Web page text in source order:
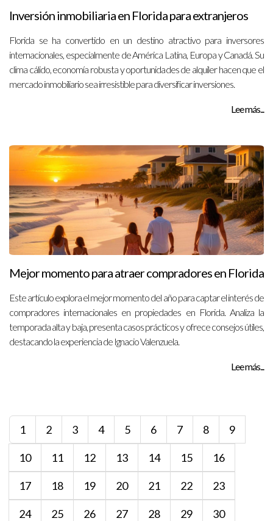
Inversión inmobiliaria en Florida para extranjeros
Florida se ha convertido en un destino atractivo para inversores
internacionales, especialmente de América Latina, Europa y Canadá. Su
clima cálido, economía robusta y oportunidades de alquiler hacen que el
mercado inmobiliario sea irresistible para diversificar inversiones.
Lee más...
Mejor momento para atraer compradores en Florida
Este artículo explora el mejor momento del año para captar el interés de
compradores internacionales en propiedades en Florida. Analiza la
temporada alta y baja, presenta casos prácticos y ofrece consejos útiles,
destacando la experiencia de Ignacio Valenzuela.
Lee más...
1 2 3 4 5 6 7 8 9
10 11 12 13 14 15 16
17 18 19 20 21 22 23
24 25 26 27 28 29 30